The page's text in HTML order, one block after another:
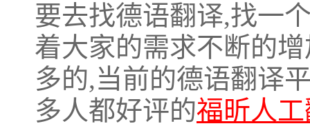
要去找德语翻译,找一
着大家的需求不断的
多的,当前的德语翻译
多人都好评的福昕人